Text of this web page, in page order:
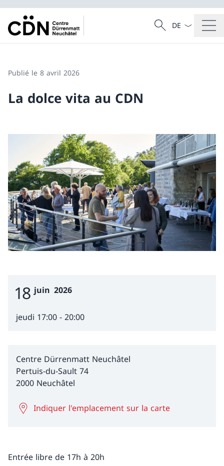
Recherche
Recherche
La langue
Publié le 8 avril 2026
La dolce vita au CDN
Event Date
18 juin 2026
jeudi 17:00 - 20:00
Centre Dürrenmatt Neuchâtel
Pertuis-du-Sault 74
2000 Neuchâtel
Indiquer l'emplacement sur la carte
Entrée libre de 17h à 20h